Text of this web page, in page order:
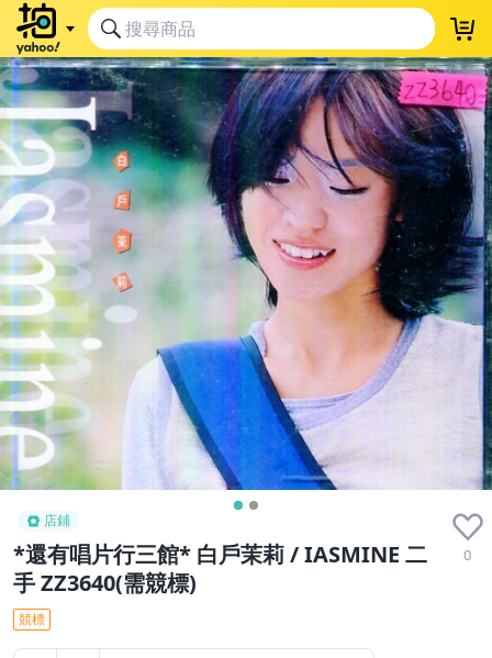
店鋪
*還有唱片行三館* 白戶茉莉 / IASMINE 二
手 ZZ3640(需競標)
0
競標